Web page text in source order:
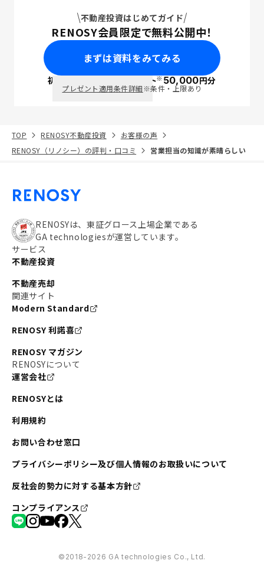
不動産投資はじめてガイド
RENOSY会員限定で無料公開中！
まずは資料をみてみる
初回面談で ポイント※50,000円分
プレゼント適用条件詳細※条件・上限あり
TOP RENOSY不動産投資
お客様の声
RENOSY（リノシー）の評判・口コミ
営業担当の知識が素晴らしい
RENOSYは、東証グロース上場企業である
GA technologiesが運営しています。
サービス
不動産投資
不動産売却
関連サイト
Modern Standard
RENOSY 利諾喜
RENOSY マガジン
RENOSYについて
運営会社
RENOSYとは
利用規約
お問い合わせ窓口
プライバシーポリシー及び個人情報のお取扱いについて
反社会的勢力に対する基本方針
コンプライアンス
©︎2018-2026 GA technologies Co., Ltd.